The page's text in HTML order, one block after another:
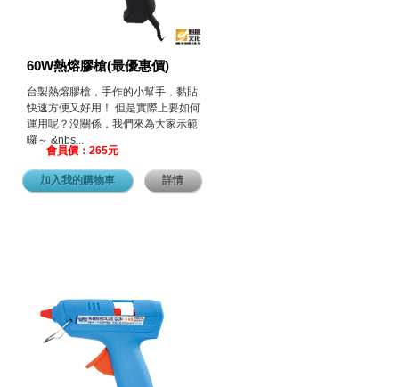
60W熱熔膠槍(最優惠價)
台製熱熔膠槍，手作的小幫手，黏貼
快速方便又好用！ 但是實際上要如何
運用呢？沒關係，我們來為大家示範
囉～ &nbs...
會員價：265元
加入我的購物車 詳情